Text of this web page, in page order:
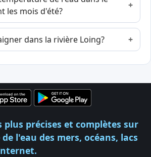
les mois d'été?
dans la rivière Loing?
plus précises et complètes sur
l'eau des mers, océans, lacs